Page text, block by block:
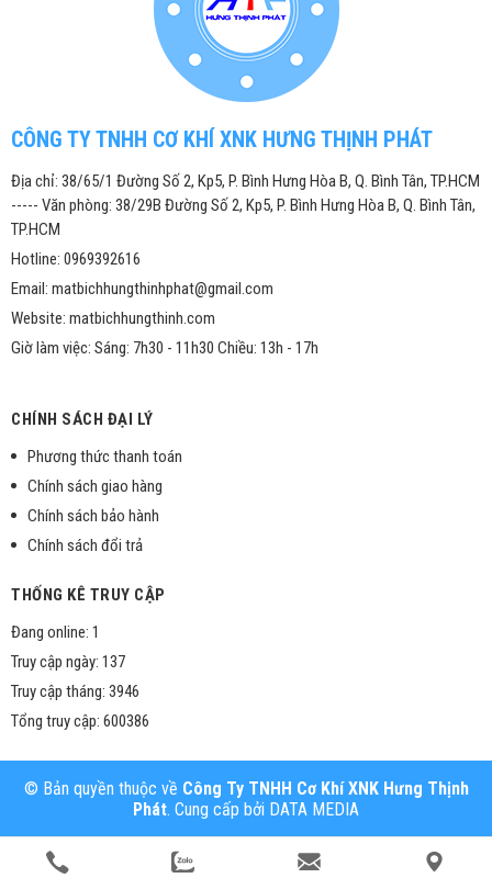
CÔNG TY TNHH CƠ KHÍ XNK HƯNG THỊNH PHÁT
Địa chỉ: 38/65/1 Đường Số 2, Kp5, P. Bình Hưng Hòa B, Q. Bình Tân, TP.HCM
----- Văn phòng: 38/29B Đường Số 2, Kp5, P. Bình Hưng Hòa B, Q. Bình Tân,
TP.HCM
Hotline: 0969392616
Email: matbichhungthinhphat@gmail.com
Website: matbichhungthinh.com
Giờ làm việc: Sáng: 7h30 - 11h30 Chiều: 13h - 17h
CHÍNH SÁCH ĐẠI LÝ
Phương thức thanh toán
Chính sách giao hàng
Chính sách bảo hành
Chính sách đổi trả
THỐNG KÊ TRUY CẬP
Đang online: 1
Truy cập ngày: 137
Truy cập tháng: 3946
Tổng truy cập: 600386
© Bản quyền thuộc về Công Ty TNHH Cơ Khí XNK Hưng Thịnh
Phát. Cung cấp bởi DATA MEDIA